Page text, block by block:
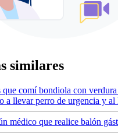
similares
que comí bondiola con
a llevar perro de urgencia y al
médico que realice balón